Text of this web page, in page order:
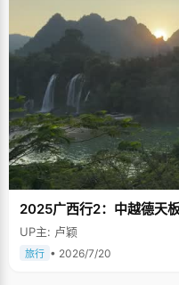
2025广西行2：中越德天
UP主: 卢颖
旅行 • 2026/7/20